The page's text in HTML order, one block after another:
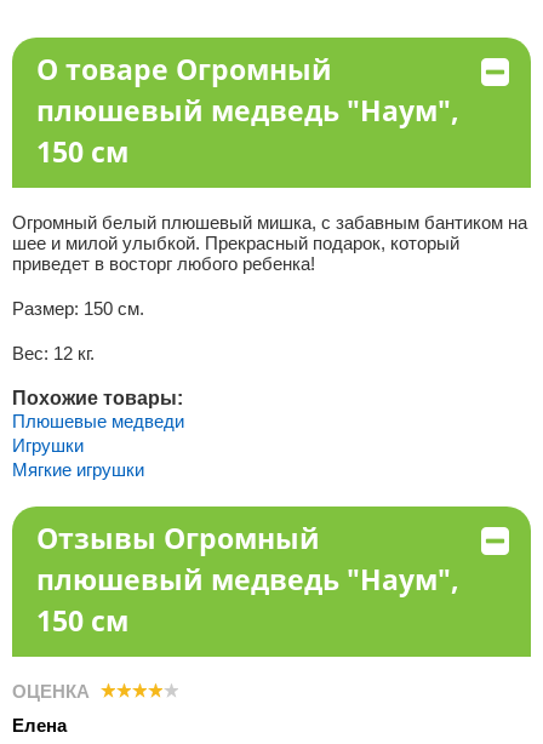
О товаре Огромный
плюшевый медведь "Наум",
150 см
Огромный белый плюшевый мишка, с забавным бантиком на
шее и милой улыбкой. Прекрасный подарок, который
приведет в восторг любого ребенка!
Размер: 150 см.
Вес: 12 кг.
Похожие товары:
Плюшевые медведи
Игрушки
Мягкие игрушки
Отзывы Огромный
плюшевый медведь "Наум",
150 см
ОЦЕНКА
Елена